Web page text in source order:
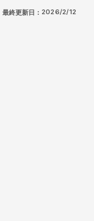
最終更新日： 2026/2/12